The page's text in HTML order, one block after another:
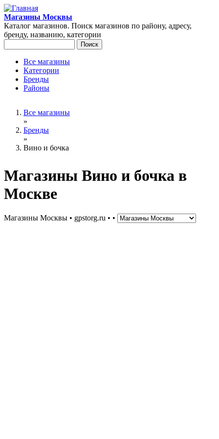
Перейти к основному содержанию
Магазины Москвы
Каталог магазинов. Поиск магазинов по району, адресу,
бренду, названию, категории
Главное меню
Все магазины
Категории
Бренды
Районы
Вы здесьВсе магазины
»
Бренды
»
Вино и бочка
Магазины Вино и бочка в
Москве
Магазины Москвы • gpstorg.ru • •